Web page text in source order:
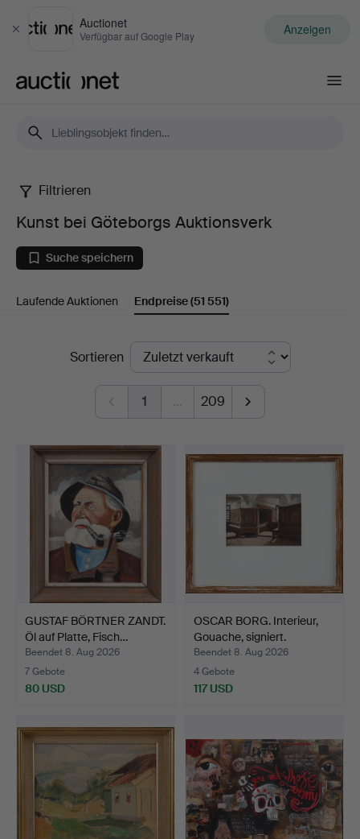
Schließen
Auctionet
Verfügbar auf Google Play Anzeigen
Kunst
bei
Göteborgs
Auktionsverk
Filtrieren
Kunst bei Göteborgs Auktionsverk
Suche speichern
Laufende Auktionen Endpreise(51 551)
EndpreiseSortieren
1 … 209
GUSTAF BÖRTNER ZANDT.
Öl auf Platte, Fisch…
Beendet 8. Aug 2026
7 Gebote
80 USD
OSCAR BORG. Interieur,
Gouache, signiert.
Beendet 8. Aug 2026
4 Gebote
117 USD